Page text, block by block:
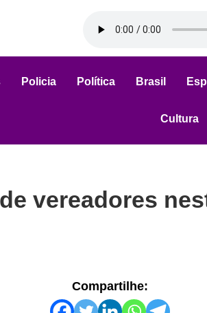
Policia Política Brasil
Cultura
vereadores
Compartilhe: